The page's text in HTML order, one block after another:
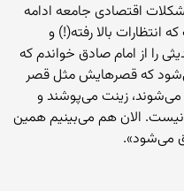
اقتصادی جامعه ادامه
انتظارات بالا رفته(!) و
را از امام صادق خواندم که
که قصرهایش مثل قصر
زینت می‌پوشند و
نیست. الان هم می‌بینیم همین
می‌شود».